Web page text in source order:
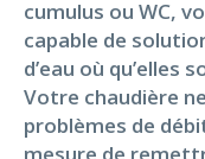
cumulus ou WC,
capable de
d’eau où qu’elles
Votre chaudière
problèmes de
mesure de